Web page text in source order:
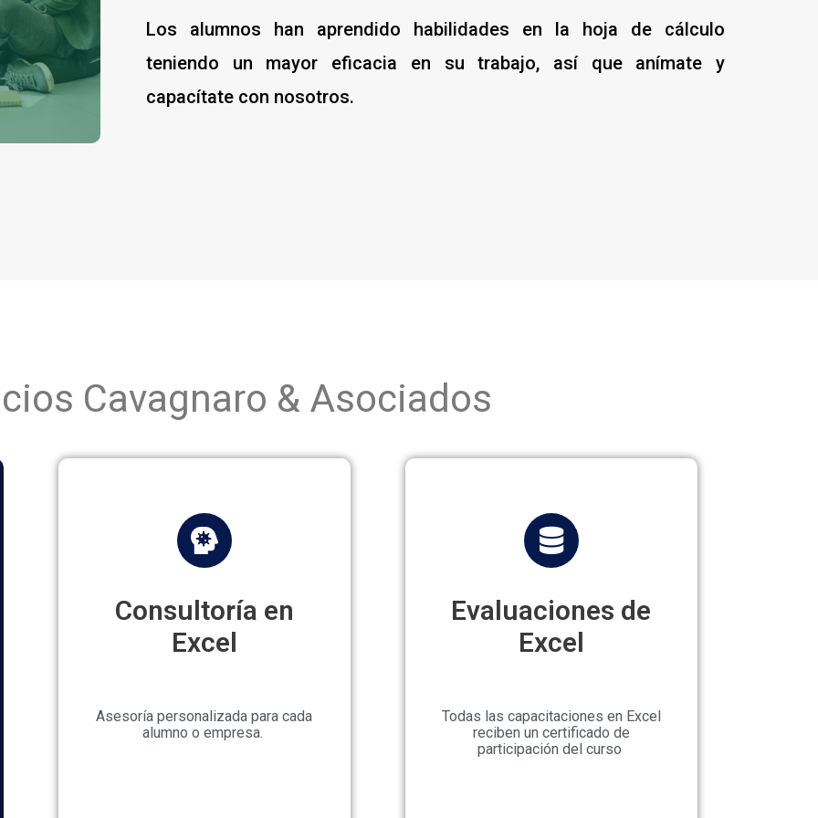
Los alumnos han aprendido habilidades en la hoja de cálculo
teniendo un mayor eficacia en su trabajo, así que anímate y
capacítate con nosotros.
Cavagnaro & Asociados
Consultoría en
Excel
Asesoría personalizada para cada
alumno o empresa.
Evaluaciones de
Excel
Todas las capacitaciones en Excel
reciben un certificado de
participación del curso